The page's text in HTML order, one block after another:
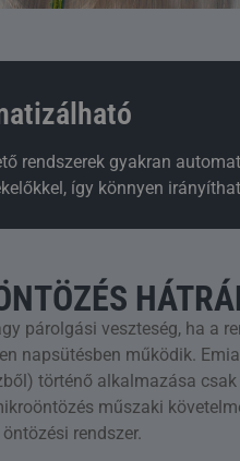
rendszerek gyakran
így könnyen
párolgási veszteség, ha a
napsütésben működik.
történő alkalmazása csak
műszaki
rendszer.